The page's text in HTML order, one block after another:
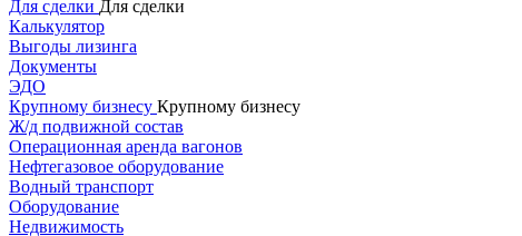
Для сделки Для сделки
Калькулятор
Выгоды лизинга
Документы
ЭДО
Крупному бизнесу Крупному бизнесу
Ж/д подвижной состав
Операционная аренда вагонов
Нефтегазовое оборудование
Водный транспорт
Оборудование
Недвижимость